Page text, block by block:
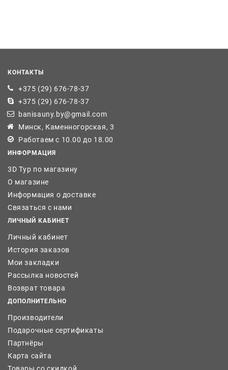
КОНТАКТЫ
+375 (29) 676-78-37
+375 (29) 676-78-37
banisauny.by@gmail.com
Минск, Каменногорская, 3
Работаем с 10.00 до 18.00
ИНФОРМАЦИЯ
3D Тур по магазину
О магазине
Информация о доставке
Связаться с нами
ЛИЧНЫЙ КАБИНЕТ
Личный кабинет
История заказов
Мои закладки
Рассылка новостей
Возврат товара
ДОПОЛНИТЕЛЬНО
Производители
Подарочные сертификаты
Партнёры
Карта сайта